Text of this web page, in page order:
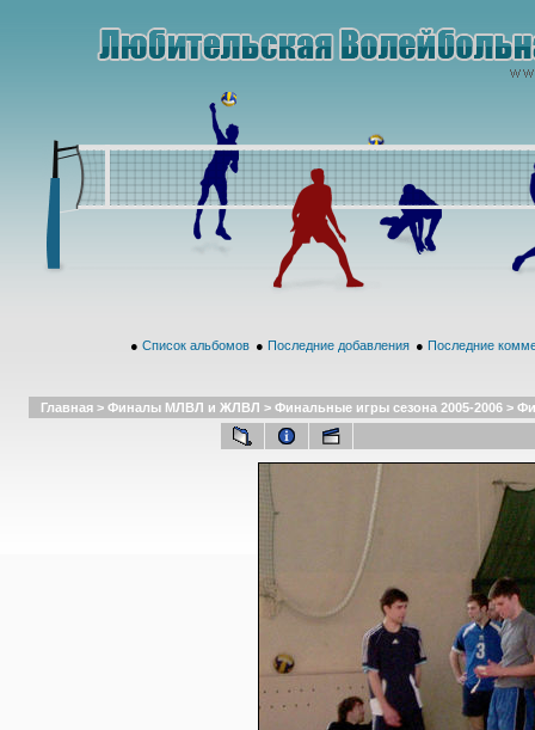
● Список альбомов ● Последние добавления ● Последние
Главная > Финалы МЛВЛ и ЖЛВЛ > Финальные игры сезона 2005-2006 >